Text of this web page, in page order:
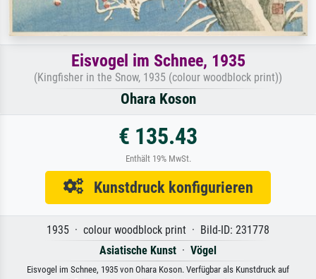
Eisvogel im Schnee, 1935
(Kingfisher in the Snow, 1935 (colour woodblock print))
Ohara Koson
€ 135.43
Enthält 19% MwSt.
Kunstdruck konfigurieren
1935 · colour woodblock print · Bild-ID: 231778
Asiatische Kunst · Vögel
Eisvogel im Schnee, 1935 von Ohara Koson. Verfügbar als Kunstdruck auf